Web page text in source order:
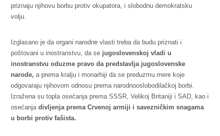
priznaju njihovu borbu protiv okupatora, i slobodnu demokratsku
volju.
Izglasano je da organi narodne vlasti treba da budu priznati i
poštovani u inostranstvu, da se jugoslovenskoj vladi u
inostranstvu oduzme pravo da predstavlja jugoslovenske
narode, a prema kralju i monarhiji da se preduzmu mere koje
odgovaraju njihovom odnosu prema narodnooslobodilačkoj borbi.
Izražena su topla osećanja prema SSSR, Velikoj Britaniji i SAD, kao i
osećanjadivljenja prema Crvenoj armiji i savezničkim snagama
u borbi protiv fašista.